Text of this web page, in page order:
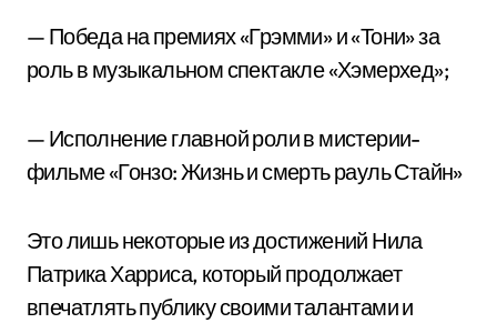
— Победа на премиях «Грэмми» и «Тони» за
роль в музыкальном спектакле «Хэмерхед»;
— Исполнение главной роли в мистерии-
фильме «Гонзо: Жизнь и смерть рауль Стайн»
Это лишь некоторые из достижений Нила
Патрика Харриса, который продолжает
впечатлять публику своими талантами и